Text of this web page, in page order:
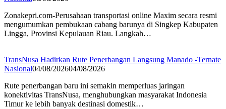
Zonakepri.com-Perusahaan transportasi online Maxim secara resmi
mengumumkan pembukaan cabang barunya di Singkep Kabupaten
Lingga, Provinsi Kepulauan Riau. Langkah…
TransNusa Hadirkan Rute Penerbangan Langsung Manado -Ternate
Nasional04/08/202604/08/2026
Rute penerbangan baru ini semakin memperluas jaringan
konektivitas TransNusa, menghubungkan masyarakat Indonesia
Timur ke lebih banyak destinasi domestik…